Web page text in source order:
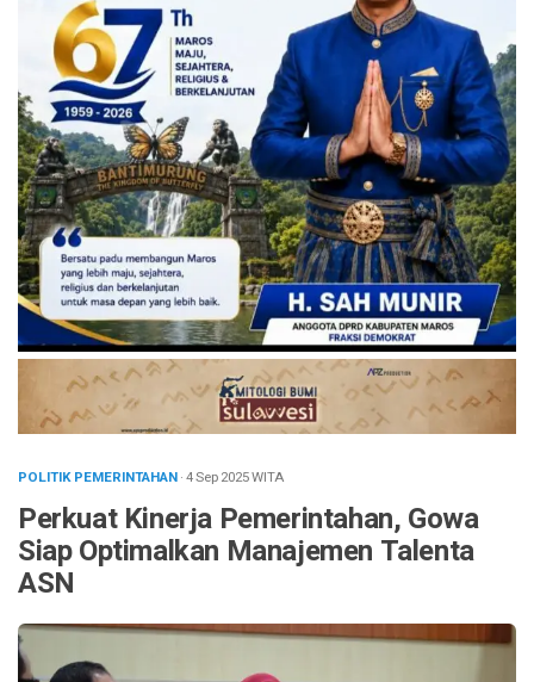
POLITIK PEMERINTAHAN· 4 Sep 2025WITA
Perkuat Kinerja Pemerintahan, Gowa
Siap Optimalkan Manajemen Talenta
ASN